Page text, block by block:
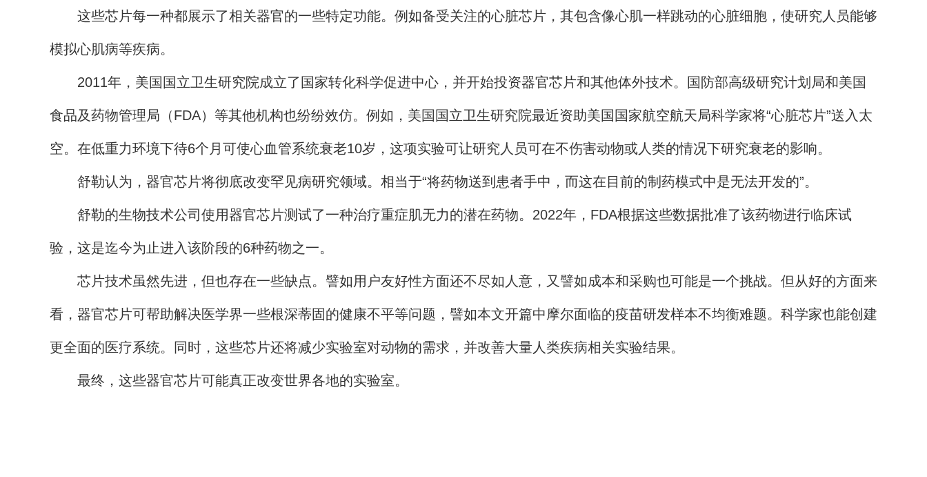
这些芯片每一种都展示了相关器官的一些特定功能。例如备受关注的心脏芯片，其包含像心肌一样跳动的心脏细胞，使研究人员能够
模拟心肌病等疾病。
2011年，美国国立卫生研究院成立了国家转化科学促进中心，并开始投资器官芯片和其他体外技术。国防部高级研究计划局和美国
食品及药物管理局（FDA）等其他机构也纷纷效仿。例如，美国国立卫生研究院最近资助美国国家航空航天局科学家将“心脏芯片”送入太
空。在低重力环境下待6个月可使心血管系统衰老10岁，这项实验可让研究人员可在不伤害动物或人类的情况下研究衰老的影响。
舒勒认为，器官芯片将彻底改变罕见病研究领域。相当于“将药物送到患者手中，而这在目前的制药模式中是无法开发的”。
舒勒的生物技术公司使用器官芯片测试了一种治疗重症肌无力的潜在药物。2022年，FDA根据这些数据批准了该药物进行临床试
验，这是迄今为止进入该阶段的6种药物之一。
芯片技术虽然先进，但也存在一些缺点。譬如用户友好性方面还不尽如人意，又譬如成本和采购也可能是一个挑战。但从好的方面来
看，器官芯片可帮助解决医学界一些根深蒂固的健康不平等问题，譬如本文开篇中摩尔面临的疫苗研发样本不均衡难题。科学家也能创建
更全面的医疗系统。同时，这些芯片还将减少实验室对动物的需求，并改善大量人类疾病相关实验结果。
最终，这些器官芯片可能真正改变世界各地的实验室。